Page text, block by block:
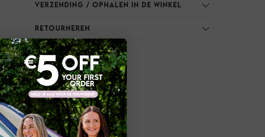
Verzending / Ophalen in de winkel
Retourneren
cookies
cookies
Meer informatie
website goed
en